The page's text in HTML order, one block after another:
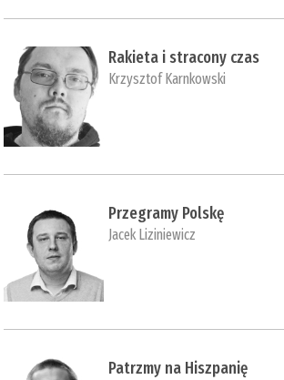
Rakieta i stracony czas
Krzysztof Karnkowski
Przegramy Polskę
Jacek Liziniewicz
Patrzmy na Hiszpanię